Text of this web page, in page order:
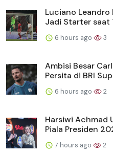
Luciano Leandro
Jadi Starter saat
6 hours ago 3
Ambisi Besar
Persita di BRI
6 hours ago 2
Harsiwi Achmad
Piala Presiden
7 hours ago 2